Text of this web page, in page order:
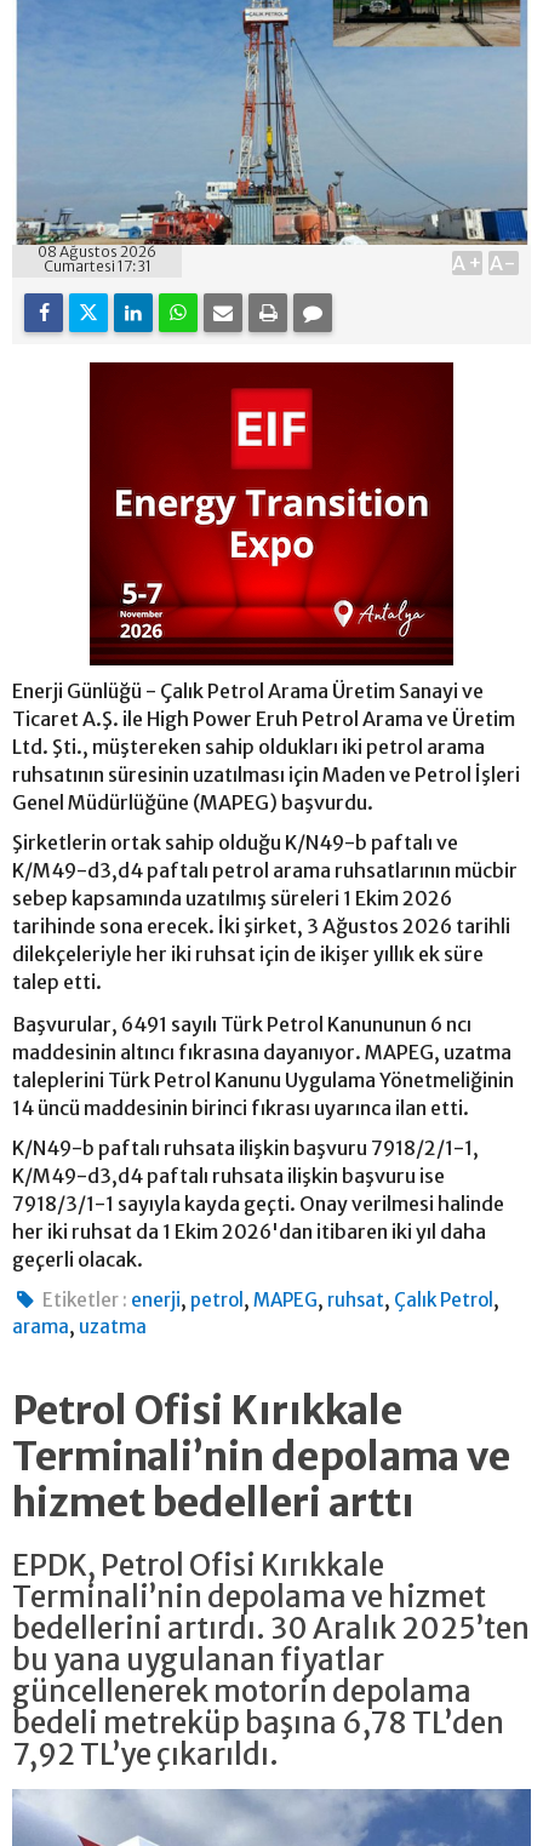
08 Ağustos 2026
Cumartesi 17:31
A+ A-
Enerji Günlüğü - Çalık Petrol Arama Üretim Sanayi ve
Ticaret A.Ş. ile High Power Eruh Petrol Arama ve Üretim
Ltd. Şti., müştereken sahip oldukları iki petrol arama
ruhsatının süresinin uzatılması için Maden ve Petrol İşleri
Genel Müdürlüğüne (MAPEG) başvurdu.
Şirketlerin ortak sahip olduğu K/N49-b paftalı ve
K/M49-d3,d4 paftalı petrol arama ruhsatlarının mücbir
sebep kapsamında uzatılmış süreleri 1 Ekim 2026
tarihinde sona erecek. İki şirket, 3 Ağustos 2026 tarihli
dilekçeleriyle her iki ruhsat için de ikişer yıllık ek süre
talep etti.
Başvurular, 6491 sayılı Türk Petrol Kanununun 6 ncı
maddesinin altıncı fıkrasına dayanıyor. MAPEG, uzatma
taleplerini Türk Petrol Kanunu Uygulama Yönetmeliğinin
14 üncü maddesinin birinci fıkrası uyarınca ilan etti.
K/N49-b paftalı ruhsata ilişkin başvuru 7918/2/1-1,
K/M49-d3,d4 paftalı ruhsata ilişkin başvuru ise
7918/3/1-1 sayıyla kayda geçti. Onay verilmesi halinde
her iki ruhsat da 1 Ekim 2026'dan itibaren iki yıl daha
geçerli olacak.
Etiketler : enerji, petrol ,MAPEG, ruhsat, Çalık Petrol ,
arama, uzatma
Petrol Ofisi Kırıkkale
Terminali’nin depolama ve
hizmet bedelleri arttı
EPDK, Petrol Ofisi Kırıkkale
Terminali’nin depolama ve hizmet
bedellerini artırdı. 30 Aralık 2025’ten
bu yana uygulanan fiyatlar
güncellenerek motorin depolama
bedeli metreküp başına 6,78 TL’den
7,92 TL’ye çıkarıldı.